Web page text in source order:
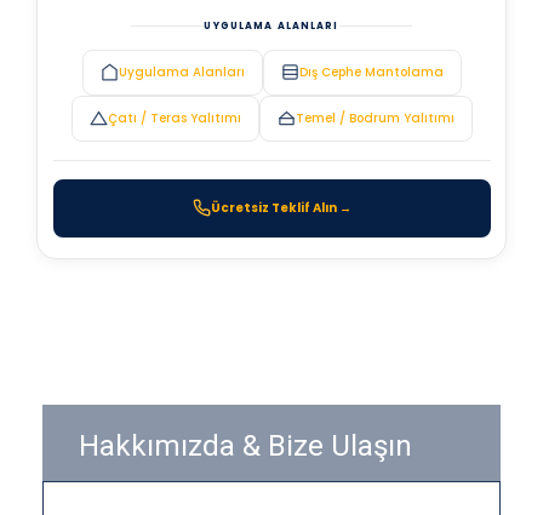
UYGULAMA ALANLARI
Uygulama Alanları Dış Cephe Mantolama
Çatı / Teras Yalıtımı Temel / Bodrum Yalıtımı
Ücretsiz Teklif Alın →
Hakkımızda & Bize Ulaşın